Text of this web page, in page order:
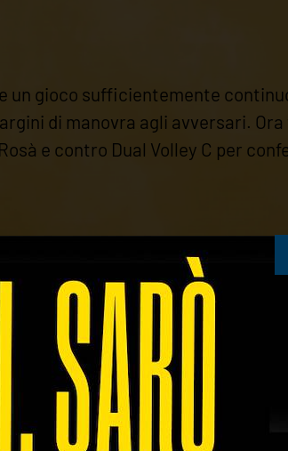
un gioco sufficientemente
di manovra agli avversari.
e contro Dual Volley C per
gialloblù che a Bassano del
costretto Vantini e
gioco.
si gioca punto a punto, ma sul
ragazze partono bene, con